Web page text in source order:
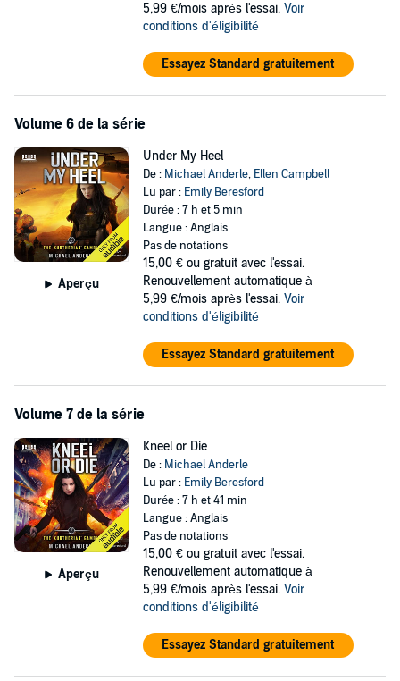
5,99 €/mois après l'essai. Voir
conditions d'éligibilité
Essayez Standard gratuitement
Volume 6 de la série
Aperçu
Under My Heel
De : Michael Anderle, Ellen Campbell
Lu par : Emily Beresford
Durée : 7 h et 5 min
Langue : Anglais
Pas de notations
15,00 € ou gratuit avec l'essai.
Renouvellement automatique à
5,99 €/mois après l'essai. Voir
conditions d'éligibilité
Essayez Standard gratuitement
Volume 7 de la série
Aperçu
Kneel or Die
De : Michael Anderle
Lu par : Emily Beresford
Durée : 7 h et 41 min
Langue : Anglais
Pas de notations
15,00 € ou gratuit avec l'essai.
Renouvellement automatique à
5,99 €/mois après l'essai. Voir
conditions d'éligibilité
Essayez Standard gratuitement